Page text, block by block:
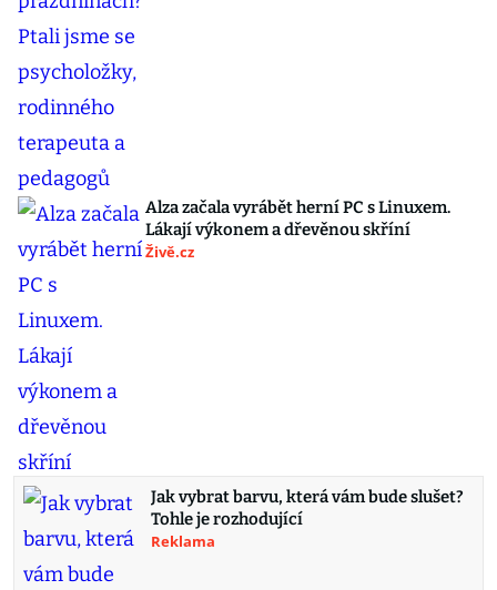
Alza začala vyrábět herní PC s Linuxem.
Lákají výkonem a dřevěnou skříní
Živě.cz
Jak vybrat barvu, která vám bude slušet?
Tohle je rozhodující
Reklama